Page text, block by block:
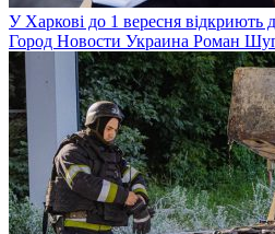
У Харкові до 1 вересня відкриють
Город Новости Украина Роман